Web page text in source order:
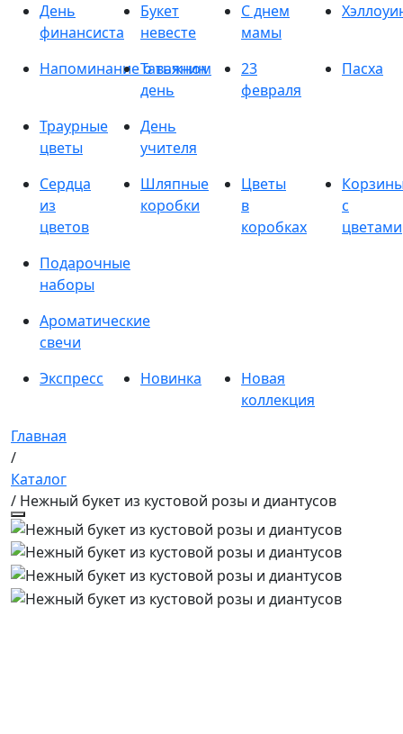
День
финансиста
Букет
невесте
С днем
мамы
Напоминание о важном
Татьянин
день
23
февраля
Пасха
Траурные
цветы
День
учителя
Сердца
из
цветов
Шляпные
коробки
Цветы
в
коробках
с
цветами
Подарочные
наборы
Ароматические
свечи
Экспресс
Новинка
Новая
коллекция
Главная
/
Каталог
/ Нежный букет из кустовой розы и диантусов